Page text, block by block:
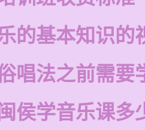
的基本知识的
唱法之前需要
侯学音乐课多